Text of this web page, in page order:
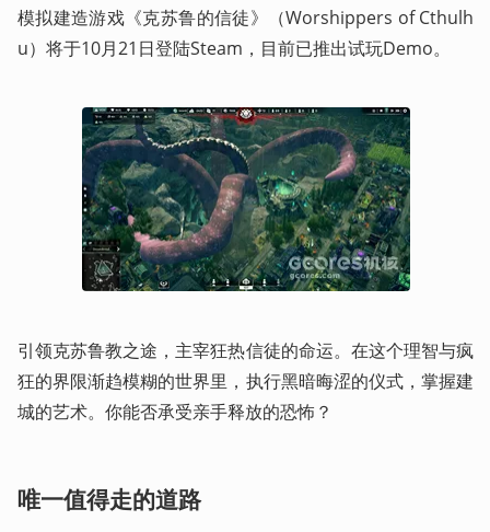
模拟建造游戏《克苏鲁的信徒》（Worshippers of Cthulh
u）将于10月21日登陆Steam，目前已推出试玩Demo。
引领克苏鲁教之途，主宰狂热信徒的命运。在这个理智与疯
狂的界限渐趋模糊的世界里，执行黑暗晦涩的仪式，掌握建
城的艺术。你能否承受亲手释放的恐怖？
唯一值得走的道路